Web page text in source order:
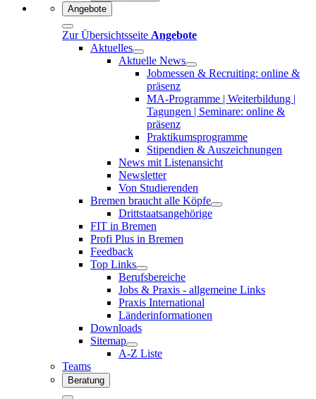
Angebote
Zur Übersichtsseite Angebote
Aktuelles
Aktuelle News
Jobmessen & Recruiting: online &
präsenz
MA-Programme | Weiterbildung |
Tagungen | Seminare: online &
präsenz
Praktikumsprogramme
Stipendien & Auszeichnungen
News mit Listenansicht
Newsletter
Von Studierenden
Bremen braucht alle Köpfe
Drittstaatsangehörige
FIT in Bremen
Profi Plus in Bremen
Feedback
Top Links
Berufsbereiche
Jobs & Praxis - allgemeine Links
Praxis International
Länderinformationen
Downloads
Sitemap
A-Z Liste
Teams
Beratung